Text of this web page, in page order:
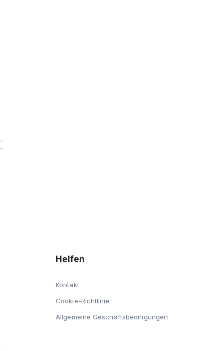
Adresse ein
Helfen
Kontakt
Cookie-Richtlinie
Allgemeine Geschäftsbedingungen